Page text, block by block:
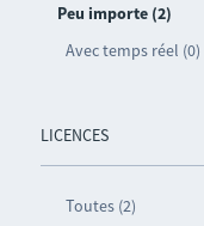
Peu importe (2)
Avec temps réel (0)
LICENCES
Toutes (2)